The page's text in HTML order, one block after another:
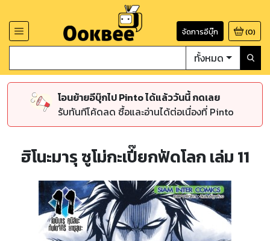
จัดการอีบุ๊ก (0)
ทั้งหมด
โอนย้ายอีบุ๊กไป Pinto ได้แล้ววันนี้ กดเลย
รับทันทีโค้ดลด ซื้อและอ่านได้ต่อเนื่องที่ Pinto
ฮิโนะมารุ ซูโม่กะเปี๊ยกฟัดโลก เล่ม 11